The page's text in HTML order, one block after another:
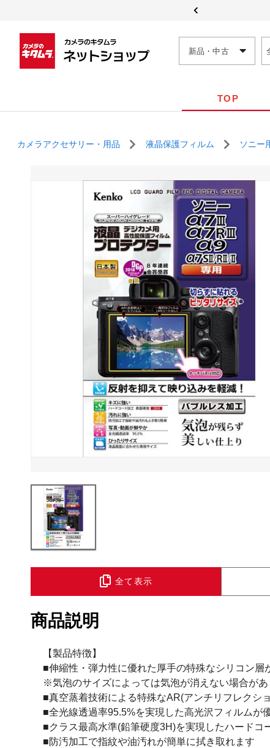
新品・中古
TOP
カメラアクセサリー・用品 液晶保護フィルム ソニー
全て表示
商品説明
【製品特徴】
■伸縮性・弾力性に優れた厚手の特殊なシリコン
※気泡のサイズによっては気泡が消えない場合があ
■真空蒸着技術による特殊なAR(アンチリフレクシ
■全光線透過率95.5%を実現した高光沢フィルムが
■クラス最高水準(鉛筆硬度3H)を実現したハードコ
■防汚加工で指紋や油汚れが簡単に拭き取れます